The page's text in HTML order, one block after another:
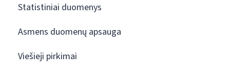
Statistiniai duomenys
Asmens duomenų apsauga
Viešieji pirkimai